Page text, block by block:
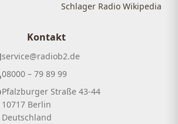
Schlager Radio Wikipedia
Kontakt
service@radiob2.de
08000 – 79 89 99
Pfalzburger Straße 43-44
10717 Berlin
Deutschland